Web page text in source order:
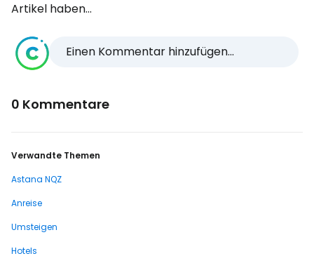
Artikel haben...
Einen Kommentar hinzufügen...
0 Kommentare
Verwandte Themen
Astana NQZ
Anreise
Umsteigen
Hotels